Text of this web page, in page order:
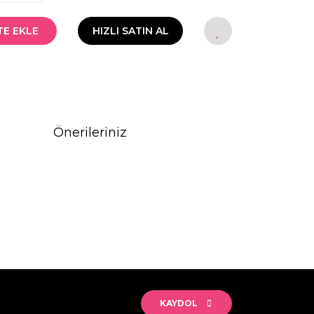
EKLE HIZLI SATIN AL
Önerileriniz
KAYDOL